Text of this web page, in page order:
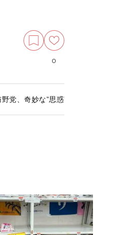
0
党、奇妙な”思惑”一致のウラ